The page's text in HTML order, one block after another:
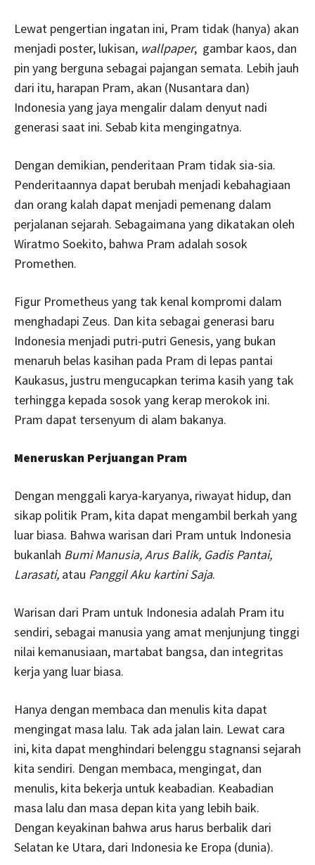
Lewat pengertian ingatan ini, Pram tidak (hanya) akan
menjadi poster, lukisan, wallpaper, gambar kaos, dan
pin yang berguna sebagai pajangan semata. Lebih jauh
dari itu, harapan Pram, akan (Nusantara dan)
Indonesia yang jaya mengalir dalam denyut nadi
generasi saat ini. Sebab kita mengingatnya.
Dengan demikian, penderitaan Pram tidak sia-sia.
Penderitaannya dapat berubah menjadi kebahagiaan
dan orang kalah dapat menjadi pemenang dalam
perjalanan sejarah. Sebagaimana yang dikatakan oleh
Wiratmo Soekito, bahwa Pram adalah sosok
Promethen.
Figur Prometheus yang tak kenal kompromi dalam
menghadapi Zeus. Dan kita sebagai generasi baru
Indonesia menjadi putri-putri Genesis, yang bukan
menaruh belas kasihan pada Pram di lepas pantai
Kaukasus, justru mengucapkan terima kasih yang tak
terhingga kepada sosok yang kerap merokok ini.
Pram dapat tersenyum di alam bakanya.
Meneruskan Perjuangan Pram
Dengan menggali karya-karyanya, riwayat hidup, dan
sikap politik Pram, kita dapat mengambil berkah yang
luar biasa. Bahwa warisan dari Pram untuk Indonesia
bukanlah Bumi Manusia, Arus Balik, Gadis Pantai,
Larasati, atau Panggil Aku kartini Saja.
Warisan dari Pram untuk Indonesia adalah Pram itu
sendiri, sebagai manusia yang amat menjunjung tinggi
nilai kemanusiaan, martabat bangsa, dan integritas
kerja yang luar biasa.
Hanya dengan membaca dan menulis kita dapat
mengingat masa lalu. Tak ada jalan lain. Lewat cara
ini, kita dapat menghindari belenggu stagnansi sejarah
kita sendiri. Dengan membaca, mengingat, dan
menulis, kita bekerja untuk keabadian. Keabadian
masa lalu dan masa depan kita yang lebih baik.
Dengan keyakinan bahwa arus harus berbalik dari
Selatan ke Utara, dari Indonesia ke Eropa (dunia).